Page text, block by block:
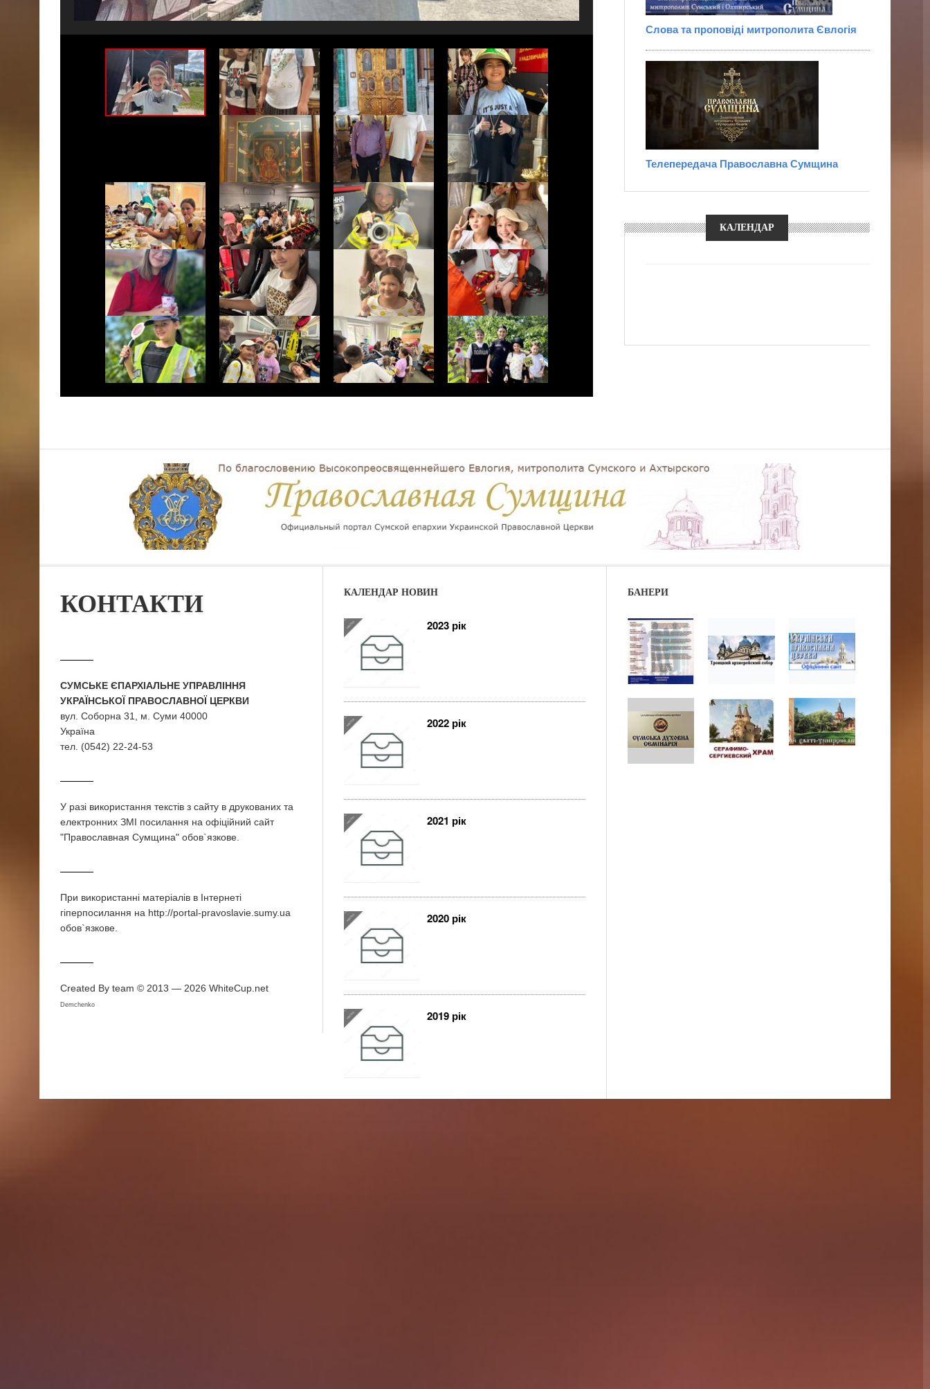
Слова та проповіді митрополита Євлогія
Телепередача Православна Сумщина
КАЛЕНДАР
КОНТАКТИ
СУМСЬКЕ ЄПАРХІАЛЬНЕ УПРАВЛІННЯ
УКРАЇНСЬКОЇ ПРАВОСЛАВНОЇ ЦЕРКВИ
вул. Соборна 31, м. Суми 40000
Україна
тел. (0542) 22-24-53
У разi використання текстiв з сайту в друкованих та
електронних ЗМI посилання на офіційний сайт
"Православная Сумщина" обов`язкове.
При використаннi матерiалiв в Iнтернетi
гiперпосилання на http://portal-pravoslavie.sumy.ua
обов`язкове.
Created By team © 2013 — 2026 WhiteCup.net
Demchenko
КАЛЕНДАР НОВИН
2023 рік
2022 рік
2021 рік
2020 рік
2019 рік
БАНЕРИ